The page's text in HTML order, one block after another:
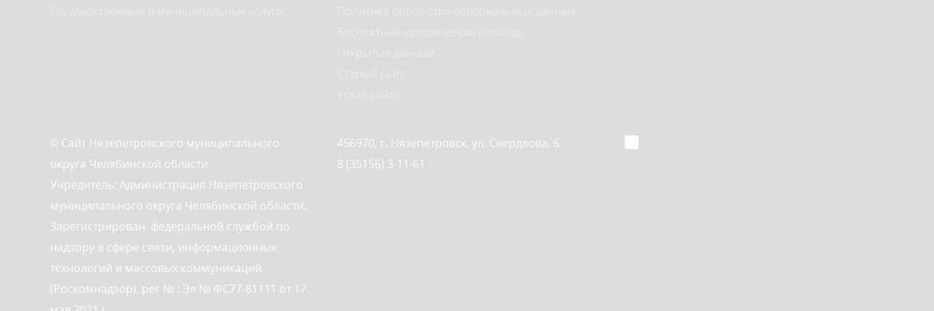
© Сайт Нязепетровского муниципального
округа Челябинской области
Учредитель: Администрация Нязепетровского
муниципального округа Челябинской области.
Зарегистрирован федеральной службой по
надзору в сфере связи, информационных
технологий и массовых коммуникаций
(Роскомнадзор), рег № : Эл № ФС77-81111 от 17
456970, г. Нязепетровск, ул. Свердлова, 6
8 (35156) 3-11-61